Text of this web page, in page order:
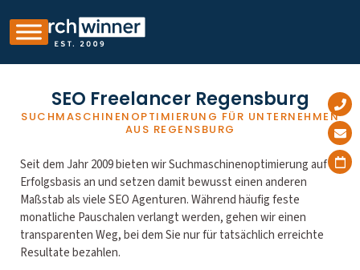
SEO Freelancer Regensburg
SUCHMASCHINENOPTIMIERUNG FÜR UNTERNEHMEN
AUS REGENSBURG
Seit dem Jahr 2009 bieten wir Suchmaschinenoptimierung auf
Erfolgsbasis an und setzen damit bewusst einen anderen
Maßstab als viele SEO Agenturen. Während häufig feste
monatliche Pauschalen verlangt werden, gehen wir einen
transparenten Weg, bei dem Sie nur für tatsächlich erreichte
Resultate bezahlen.